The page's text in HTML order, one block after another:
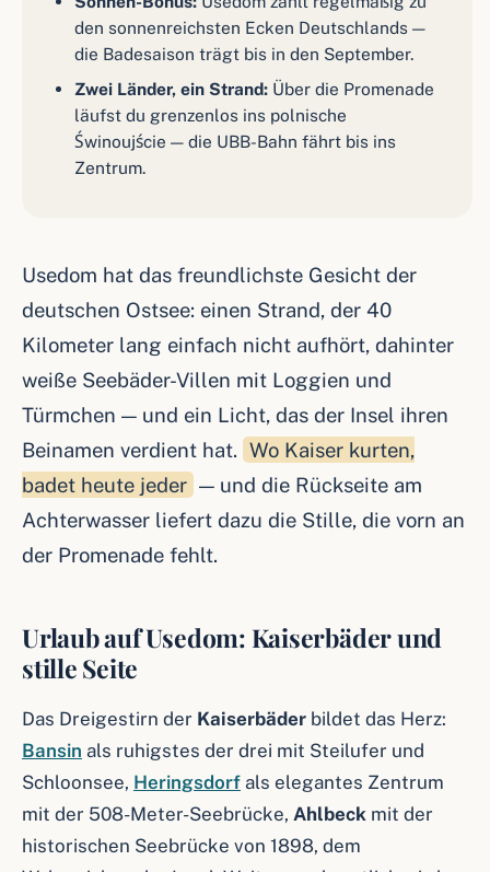
den sonnenreichsten Ecken Deutschlands —
die Badesaison trägt bis in den September.
Zwei Länder, ein Strand: Über die Promenade
läufst du grenzenlos ins polnische
Świnoujście — die UBB-Bahn fährt bis ins
Zentrum.
Usedom hat das freundlichste Gesicht der
deutschen Ostsee: einen Strand, der 40
Kilometer lang einfach nicht aufhört, dahinter
weiße Seebäder-Villen mit Loggien und
Türmchen — und ein Licht, das der Insel ihren
Beinamen verdient hat. Wo Kaiser kurten,
badet heute jeder — und die Rückseite am
Achterwasser liefert dazu die Stille, die vorn an
der Promenade fehlt.
Urlaub auf Usedom: Kaiserbäder und
stille Seite
Das Dreigestirn der Kaiserbäder bildet das Herz:
Bansin als ruhigstes der drei mit Steilufer und
Schloonsee, Heringsdorf als elegantes Zentrum
mit der 508-Meter-Seebrücke, Ahlbeck mit der
historischen Seebrücke von 1898, dem